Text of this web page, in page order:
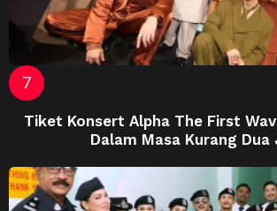
Tiket Konsert Alpha The First
Dalam Masa Kurang Dua